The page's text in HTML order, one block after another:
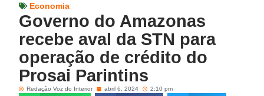
Economia
Governo do Amazonas
recebe aval da STN para
operação de crédito do
Prosai Parintins
Redação Voz do Interior abril 6, 2024 2:10 pm